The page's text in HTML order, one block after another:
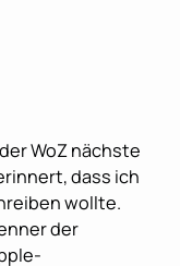
WoZ nächste
dass ich
wollte.
der